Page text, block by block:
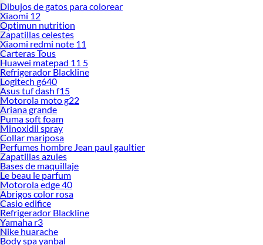
Dibujos de gatos para colorear
Xiaomi 12
Optimun nutrition
Zapatillas celestes
Xiaomi redmi note 11
Carteras Tous
Huawei matepad 11 5
Refrigerador Blackline
Logitech g640
Asus tuf dash f15
Motorola moto g22
Ariana grande
Puma soft foam
Minoxidil spray
Collar mariposa
Perfumes hombre Jean paul gaultier
Zapatillas azules
Bases de maquillaje
Le beau le parfum
Motorola edge 40
Abrigos color rosa
Casio edifice
Refrigerador Blackline
Yamaha r3
Nike huarache
Body spa yanbal